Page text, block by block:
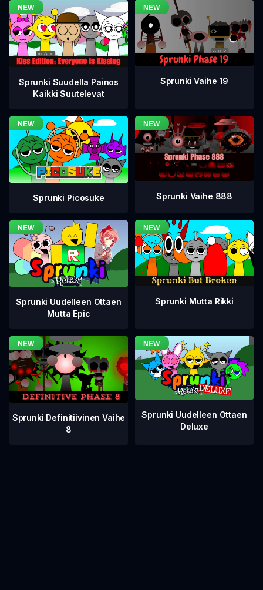
Sprunki Suudella Painos
Kaikki Suutelevat
Sprunki Vaihe 19
Sprunki Picosuke Sprunki Vaihe 888
Sprunki Uudelleen Ottaen
Mutta Epic
Sprunki Mutta Rikki
Sprunki Definitiivinen Vaihe
8
Sprunki Uudelleen Ottaen
Deluxe